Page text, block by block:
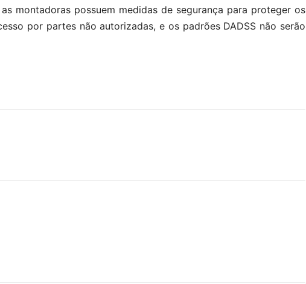
montadoras possuem medidas de segurança para proteger os
por partes não autorizadas, e os padrões DADSS não serão